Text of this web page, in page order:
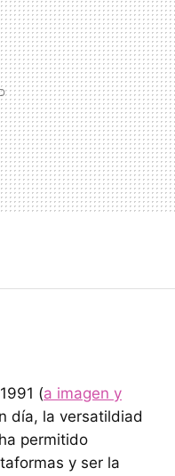
(a imagen y
día, la versatildiad
permitido
y ser la